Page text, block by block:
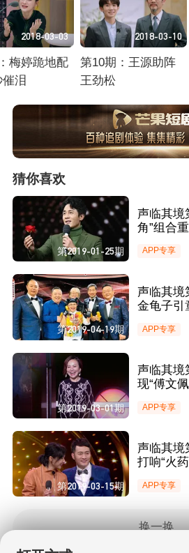
2018-03-03
梅婷跪地配
泪
2018-03-10
第10期：王源助阵
王劲松
猜你喜欢
第2019-01-25期
声临其境
角”组合
APP专享
第2019-04-19期
声临其境
金龟子引
APP专享
第2019-03-01期
声临其境
现“傅文
APP专享
第2019-03-15期
声临其境
打响“火
APP专享
换一换